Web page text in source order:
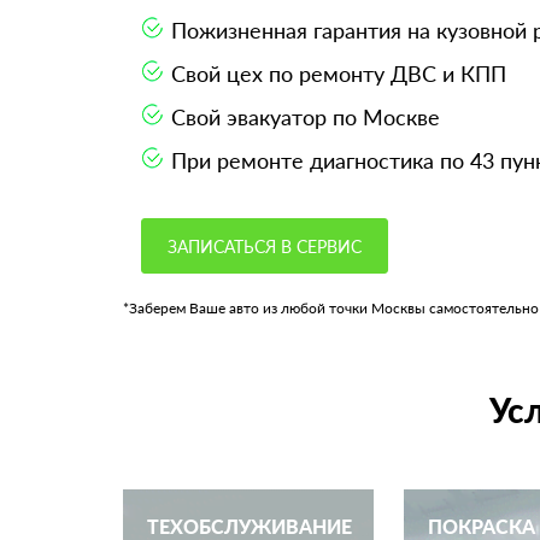
Пожизненная гарантия на кузовной
Свой цех по ремонту ДВС и КПП
Свой эвакуатор по Москве
При ремонте диагностика по 43
ЗАПИСАТЬСЯ В СЕРВИС
*Заберем Ваше авто из любой точки Москвы самостоятельно
ТЕХОБСЛУЖИВАНИЕ ПОКРАСКА